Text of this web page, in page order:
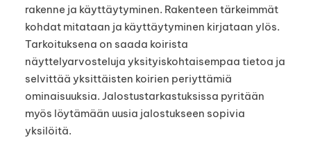
rakenne ja käyttäytyminen. Rakenteen tärkeimmät
kohdat mitataan ja käyttäytyminen kirjataan ylös.
Tarkoituksena on saada koirista
näyttelyarvosteluja yksityiskohtaisempaa tietoa ja
selvittää yksittäisten koirien periyttämiä
ominaisuuksia. Jalostustarkastuksissa pyritään
myös löytämään uusia jalostukseen sopivia
yksilöitä.